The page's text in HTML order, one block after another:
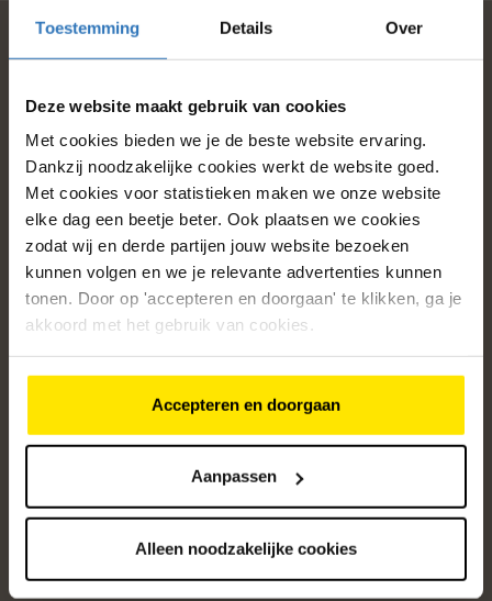
Toestemming Details Over
Deze website maakt gebruik van cookies
Met cookies bieden we je de beste website ervaring.
Dankzij noodzakelijke cookies werkt de website goed.
Met cookies voor statistieken maken we onze website
elke dag een beetje beter. Ook plaatsen we cookies
zodat wij en derde partijen jouw website bezoeken
kunnen volgen en we je relevante advertenties kunnen
tonen. Door op 'accepteren en doorgaan' te klikken, ga je
akkoord met het gebruik van cookies.
Accepteren en doorgaan
Aanpassen
Alleen noodzakelijke cookies
home
Populaire categorieën
Onze service
Klantenservice
Over ons
4.8 /5
Altijd op de hoogte van onze acties
Ontvang de beste aanbiedingen en persoonlijk advies.
Aanmelden